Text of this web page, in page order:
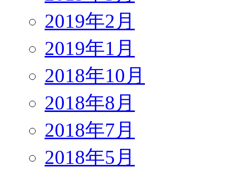
2019年2月
2019年1月
2018年10月
2018年8月
2018年7月
2018年5月